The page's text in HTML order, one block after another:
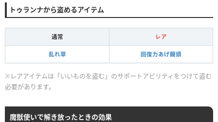
トゥランナから盗めるアイテム
通常 レア
乱れ草 回復力あげ饅頭
※レアアイテムは「いいものを盗む」のサポートアビリティをつけて盗む
必要があります。
魔獣使いで解き放ったときの効果